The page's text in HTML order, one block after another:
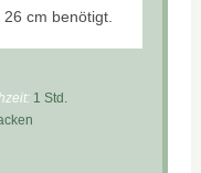
cm benötigt.
1 Std.